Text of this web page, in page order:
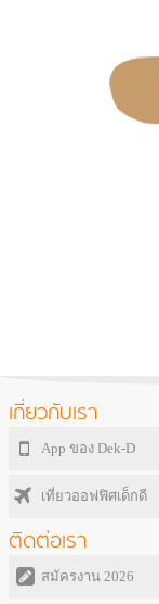
เกี่ยวกับเรา
App ของ Dek-D
เที่ยวออฟฟิศเด็กดี
ติดต่อเรา
สมัครงาน 2026